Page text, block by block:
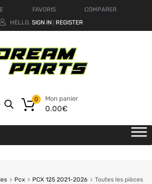
FAVORIS
COMPARER
HELLO. SIGN IN REGISTER
Mon panier
0.00€
0
Pcx PCX 125 2021-2026
Toutes les pièces